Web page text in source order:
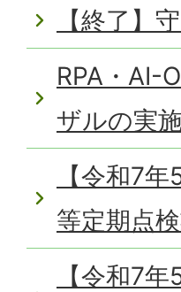
【終了】
RPA・AI-
ザルの実
【令和7
等定期点
【令和7